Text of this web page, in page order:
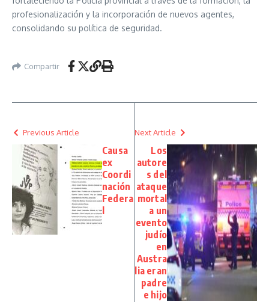
profesionalización y la incorporación de nuevos agentes,
consolidando su política de seguridad.
Compartir
Previous Article
Causa
ex
Coordi
nación
Federa
Next Article
Los
autore
s del
ataque
mortal
a un
evento
judío
en
Austra
lia eran
padre
e hijo